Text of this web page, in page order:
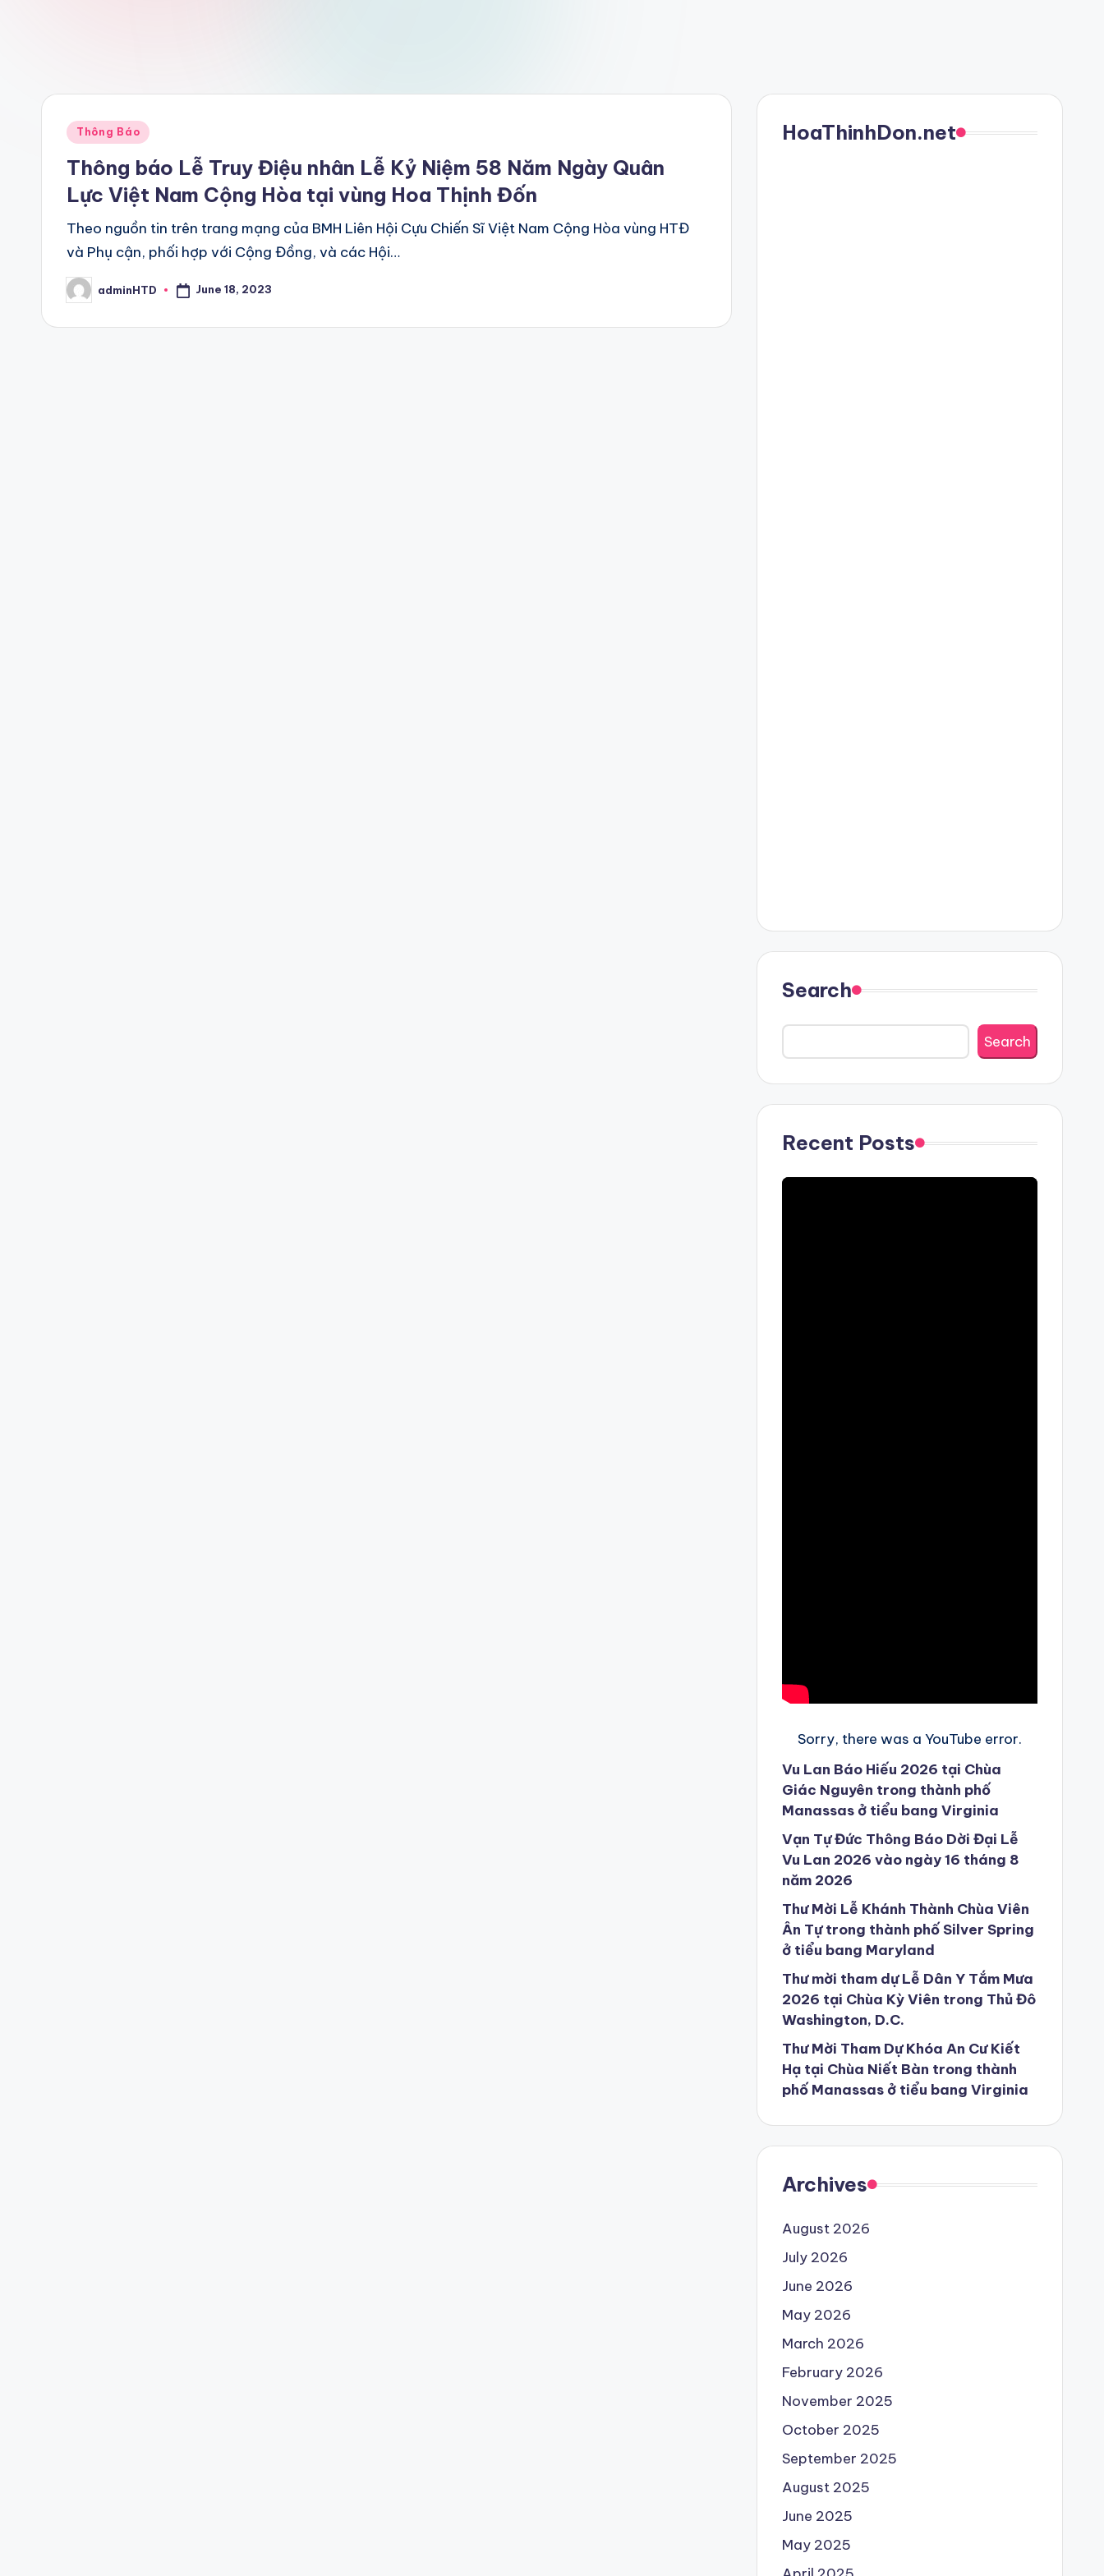
Posted
Thông Báo
Thông báo Lễ Truy Điệu nhân Lễ Kỷ Niệm 58 Năm Ngày Quân
Lực Việt Nam Cộng Hòa tại vùng Hoa Thịnh Đốn
Theo nguồn tin trên trang mạng của BMH Liên Hội Cựu Chiến Sĩ Việt Nam Cộng Hòa vùng HTĐ
và Phụ cận, phối hợp với Cộng Đồng, và các Hội…
Posted
by
adminHTD June 18, 2023
HoaThinhDon.net
Search
Search
Recent Posts
Sorry, there was a YouTube error.
Vu Lan Báo Hiếu 2026 tại Chùa
Giác Nguyên trong thành phố
Manassas ở tiểu bang Virginia
Vạn Tự Đức Thông Báo Dời Đại Lễ
Vu Lan 2026 vào ngày 16 tháng 8
năm 2026
Thư Mời Lễ Khánh Thành Chùa Viên
Ân Tự trong thành phố Silver Spring
ở tiểu bang Maryland
Thư mời tham dự Lễ Dân Y Tắm Mưa
2026 tại Chùa Kỳ Viên trong Thủ Đô
Washington, D.C.
Thư Mời Tham Dự Khóa An Cư Kiết
Hạ tại Chùa Niết Bàn trong thành
phố Manassas ở tiểu bang Virginia
Archives
August 2026
July 2026
June 2026
May 2026
March 2026
February 2026
November 2025
October 2025
September 2025
August 2025
June 2025
May 2025